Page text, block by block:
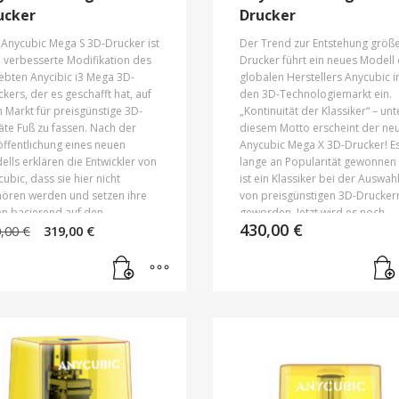
Mega S 3D-Drucker ist
verbesserte Modifikation des
Anycibic i3 Mega 3D-
der es geschafft hat, auf
Markt für preisgünstige 3D-
Fuß zu fassen. Nach der
eines neuen
erklären die Entwickler von
dass sie hier nicht
werden und setzen ihre
basierend auf den
und Wünschen der
um. Eine verbesserte
von Mega S verfügt über
Komponenten in
mit guten technischen
und Funktionen.
€ Ursprünglicher
Preis
319,00 €Aktueller
ist:
319,00 €.
Drucker
Der Trend zur Entstehung
Drucker führt ein neues Modell
globalen Herstellers Anycubic
den 3D-Technologiemarkt ein.
„Kontinuität der Klassiker“ –
diesem Motto erscheint der
Anycubic Mega X 3D-Drucker!
lange an Popularität gewonnen
ist ein Klassiker bei der Auswahl
von preisgünstigen 3D-
geworden. Jetzt wird es noch
leistungsfähiger! Die neue
Druckbereich, die 300 x 300 x
mm beträgt. Filamentsensor und
Ihnen, eine Vielzahl
Filamente wie PLA, ABS, ABS +,
430,00 €